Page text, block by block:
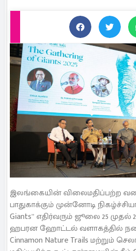
இலங்கையின் விலைமதிப்பற்ற
பாதுகாக்கும் முன்னோடி
Giants” எதிர்வரும் ஜூலை 25
ஹபரன ஹோட்டல் வளாகத்தில்
Cinnamon Nature Trails மற்றும்